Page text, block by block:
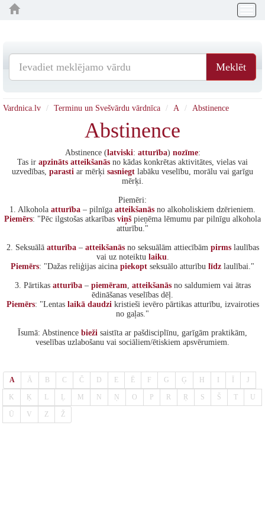
Meklēt
Vardnica.lv Terminu un Svešvārdu vārdnīca A Abstinence
Abstinence
Abstinence (latviski: atturība) nozīme:
Tas ir apzināts atteikšanās no kādas konkrētas aktivitātes, vielas vai
uzvedības, parasti ar mērķi sasniegt labāku veselību, morālu vai garīgu
mērķi.
Piemēri:
1. Alkohola atturība – pilnīga atteikšanās no alkoholiskiem dzērieniem.
Piemērs: "Pēc ilgstošas atkarības viņš pieņēma lēmumu par pilnīgu alkohola
atturību."
2. Seksuālā atturība– atteikšanāsno seksuālām attiecībām pirmslaulības
vai uz noteiktu laiku.
Piemērs: "Dažas reliģijas aicina piekopt seksuālo atturību līdz laulībai."
3. Pārtikas atturība– piemēram, atteikšanāsno saldumiem vai ātras
ēdināšanas veselības dēļ.
Piemērs: "Lentas laikā daudzikristieši ievēro pārtikas atturību, izvairoties
no gaļas."
Īsumā: Abstinence bieži saistīta ar pašdisciplīnu, garīgām praktikām,
veselības uzlabošanu vai sociāliem/ētiskiem apsvērumiem.
A Ā B C Č D E Ē F G Ģ H J
K Ķ L Ļ M N Ņ O P R Ŗ S Š T U
Ū V Z Ž